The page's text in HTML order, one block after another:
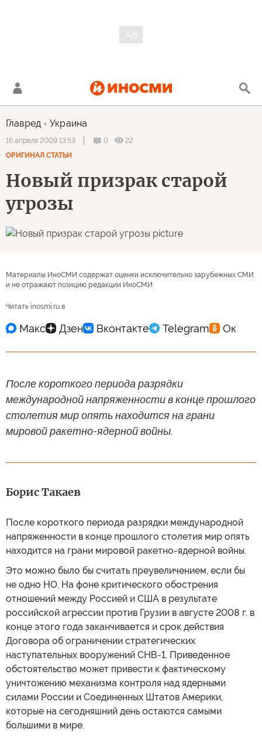
Главред Украина
16 апреля 2009 13:53 0
22
ОРИГИНАЛ СТАТЬИ
Новый призрак старой
угрозы
Материалы ИноСМИ содержат оценки исключительно зарубежных СМИ
и не отражают позицию редакции ИноСМИ
Читать inosmi.ru в
После короткого периода разрядки
международной напряженности в конце прошлого
столетия мир опять находится на грани
мировой ракетно-ядерной войны.
Борис Такаев
После короткого периода разрядки международной
напряженности в конце прошлого столетия мир опять
находится на грани мировой ракетно-ядерной войны.
Это можно было бы считать преувеличением, если бы
не одно НО. На фоне критического обострения
отношений между Россией и США в результате
российской агрессии против Грузии в августе 2008 г. в
конце этого года заканчивается и срок действия
Договора об ограничении стратегических
наступательных вооружений СНВ-1. Приведенное
обстоятельство может привести к фактическому
уничтожению механизма контроля над ядерными
силами России и Соединенных Штатов Америки,
которые на сегодняшний день остаются самыми
большими в мире.